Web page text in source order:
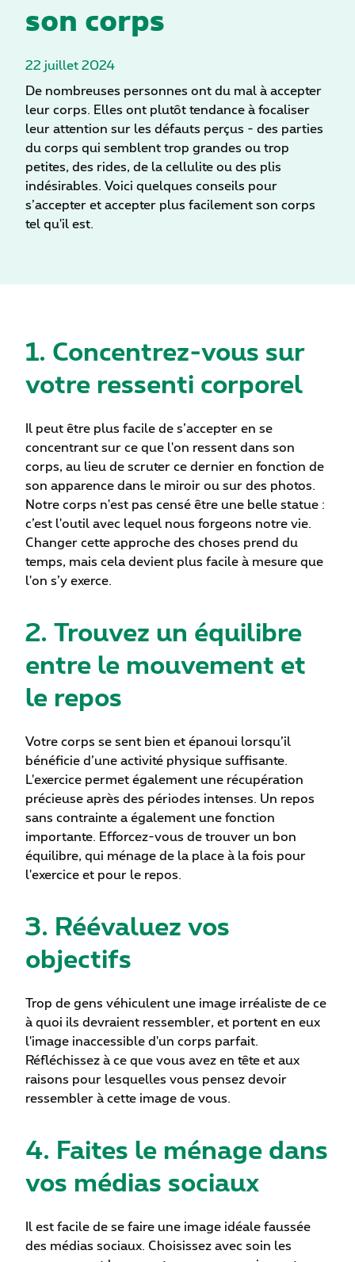
son corps
22 juillet 2024
De nombreuses personnes ont du mal à accepter
leur corps. Elles ont plutôt tendance à focaliser
leur attention sur les défauts perçus - des parties
du corps qui semblent trop grandes ou trop
petites, des rides, de la cellulite ou des plis
indésirables. Voici quelques conseils pour
s’accepter et accepter plus facilement son corps
tel qu'il est.
1. Concentrez-vous sur
votre ressenti corporel
Il peut être plus facile de s’accepter en se
concentrant sur ce que l'on ressent dans son
corps, au lieu de scruter ce dernier en fonction de
son apparence dans le miroir ou sur des photos.
Notre corps n'est pas censé être une belle statue :
c’est l'outil avec lequel nous forgeons notre vie.
Changer cette approche des choses prend du
temps, mais cela devient plus facile à mesure que
l'on s’y exerce.
2. Trouvez un équilibre
entre le mouvement et
le repos
Votre corps se sent bien et épanoui lorsqu’il
bénéficie d’une activité physique suffisante.
L'exercice permet également une récupération
précieuse après des périodes intenses. Un repos
sans contrainte a également une fonction
importante. Efforcez-vous de trouver un bon
équilibre, qui ménage de la place à la fois pour
l'exercice et pour le repos.
3. Réévaluez vos
objectifs
Trop de gens véhiculent une image irréaliste de ce
à quoi ils devraient ressembler, et portent en eux
l'image inaccessible d'un corps parfait.
Réfléchissez à ce que vous avez en tête et aux
raisons pour lesquelles vous pensez devoir
ressembler à cette image de vous.
4. Faites le ménage dans
vos médias sociaux
Il est facile de se faire une image idéale faussée
des médias sociaux. Choisissez avec soin les